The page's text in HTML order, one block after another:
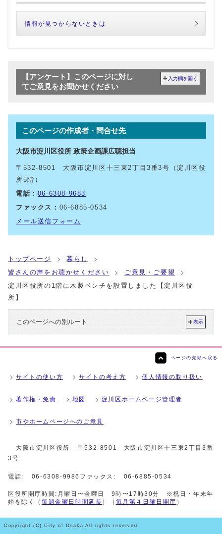
情報が見つからないときは
【アンケート】このページに対し
てご意見をお聞かせください
入力欄を開く
このページの作成者・問合せ先
大阪市淀川区役所 政策企画課広聴担当
〒532-8501 大阪市淀川区十三東2丁目3番3号（淀川区役
所5階）
電話： 06-6308-9683
ファックス： 06-6885-0534
メール送信フォーム
トップページ
暮らし
皆さんの声をお聴かせください
ご意見・ご要望
淀川区役所の1階に木製ベンチを設置しました【淀川区役
所】
このページへの別ルート 表示
ページの先頭へ戻る
サイトの使い方 サイトの考え方 個人情報の取り扱い
著作権・免責 地図 淀川区ホームページ管理者
市やホームページへのご意見
大阪市淀川区役所
〒532-8501 大阪市淀川区十三東2丁目3番
3号
電話: 06-6308-9986 ファックス: 06-6885-0534
区役所開庁時間:月曜日〜金曜日 9時〜17時30分 ※祝日・年末年
始を除く（ 毎週金曜日時間延長 ）（ 毎月第４日曜日開庁 ）
Copyright (C) City of Osaka All rights reserved.